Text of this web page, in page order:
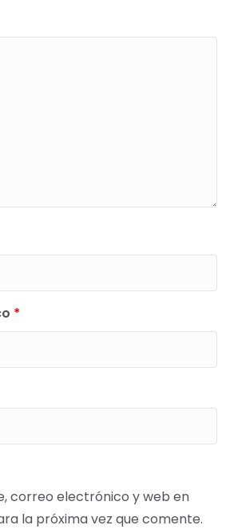
*
correo electrónico y web en
la próxima vez que comente.